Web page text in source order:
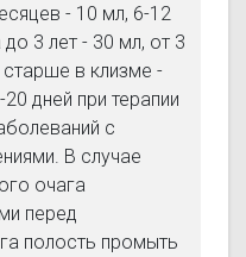
- 10 мл, 6-12
3 лет - 30 мл, от 3
старше в клизме -
дней при терапии
с
В случае
очага
перед
полость промыть